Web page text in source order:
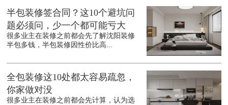
半包装修签合同？这10个避坑问
题必须问，少一个都可能亏大
很多业主在装修之前都会先了解沈阳装修
半包多钱，半包装修因性价比高...
全包装修这10处都太容易疏忽，
你家做对没
很多业主在装修之前都会先计算，认为选